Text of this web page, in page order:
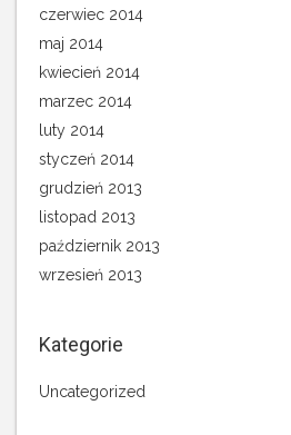
czerwiec 2014
maj 2014
kwiecień 2014
marzec 2014
luty 2014
styczeń 2014
grudzień 2013
listopad 2013
październik 2013
wrzesień 2013
Kategorie
Uncategorized